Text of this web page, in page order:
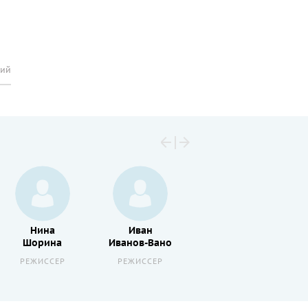
Нина
Шорина
РЕЖИССЕР
Иван
Иванов-Вано
РЕЖИССЕР